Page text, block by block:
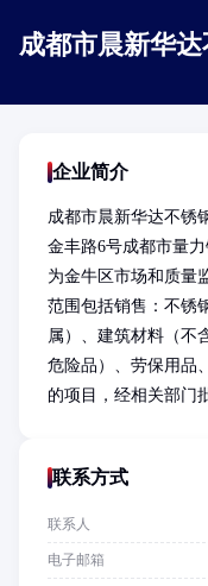
成都市晨新华
企业简介
成都市晨新华达不锈
金丰路6号成都市量
为金牛区市场和质量
范围包括销售：不锈
属）、建筑材料（不
危险品）、劳保用品
的项目，经相关部门
联系方式
联系人
电子邮箱